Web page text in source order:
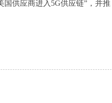
供应商进入5G供应链”，并推